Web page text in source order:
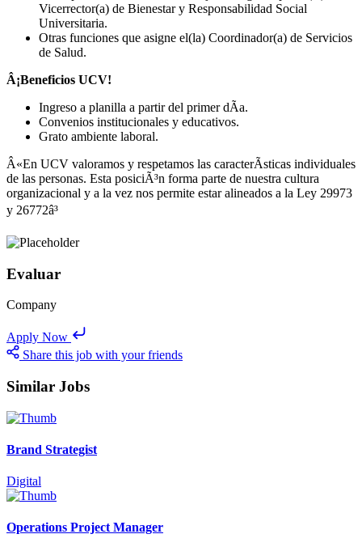
Vicerrector(a) de Bienestar y Responsabilidad Social
Universitaria.
Otras funciones que asigne el(la) Coordinador(a) de Servicios
de Salud.
Â¡Beneficios UCV!
Ingreso a planilla a partir del primer dÃ­a.
Convenios institucionales y educativos.
Grato ambiente laboral.
Â«En UCV valoramos y respetamos las caracterÃ­sticas individuales
de las personas. Esta posiciÃ³n forma parte de nuestra cultura
organizacional y a la vez nos permite estar alineados a la Ley 29973
y 26772â³
Evaluar
Company
Apply Now
Share this job with your friends
Similar Jobs
Brand Strategist
Digital
Operations Project Manager